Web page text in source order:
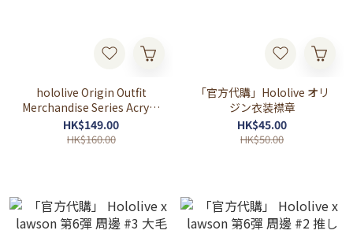
hololive Origin Outfit
Merchandise Series Acrylic
Stand
HK$149.00
HK$160.00
「官方代購」Hololive オリ
ジン衣装襟章
HK$45.00
HK$50.00